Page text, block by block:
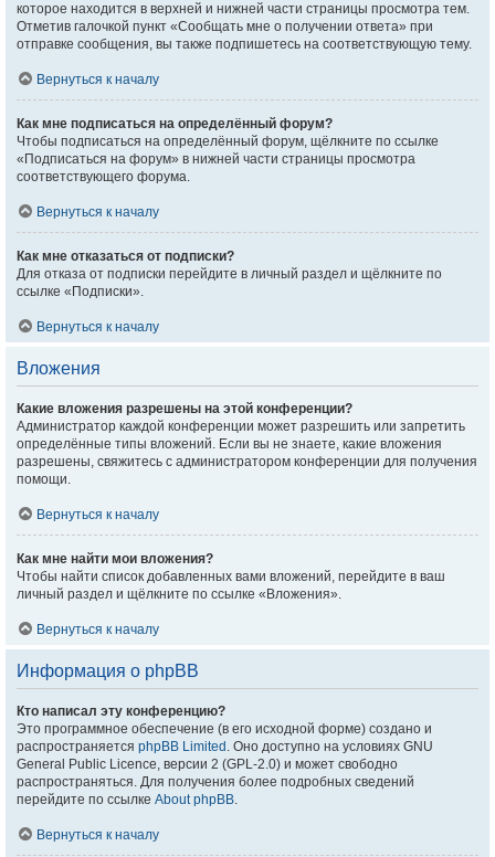
которое находится в верхней и нижней части страницы просмотра тем.
Отметив галочкой пункт «Сообщать мне о получении ответа» при
отправке сообщения, вы также подпишетесь на соответствующую тему.
Вернуться к началу
Как мне подписаться на определённый форум?
Чтобы подписаться на определённый форум, щёлкните по ссылке
«Подписаться на форум» в нижней части страницы просмотра
соответствующего форума.
Вернуться к началу
Как мне отказаться от подписки?
Для отказа от подписки перейдите в личный раздел и щёлкните по
ссылке «Подписки».
Вернуться к началу
Вложения
Какие вложения разрешены на этой конференции?
Администратор каждой конференции может разрешить или запретить
определённые типы вложений. Если вы не знаете, какие вложения
разрешены, свяжитесь с администратором конференции для получения
помощи.
Вернуться к началу
Как мне найти мои вложения?
Чтобы найти список добавленных вами вложений, перейдите в ваш
личный раздел и щёлкните по ссылке «Вложения».
Вернуться к началу
Информация о phpBB
Кто написал эту конференцию?
Это программное обеспечение (в его исходной форме) создано и
распространяется phpBB Limited . Оно доступно на условиях GNU
General Public Licence, версии 2 (GPL-2.0) и может свободно
распространяться. Для получения более подробных сведений
перейдите по ссылке About phpBB.
Вернуться к началу